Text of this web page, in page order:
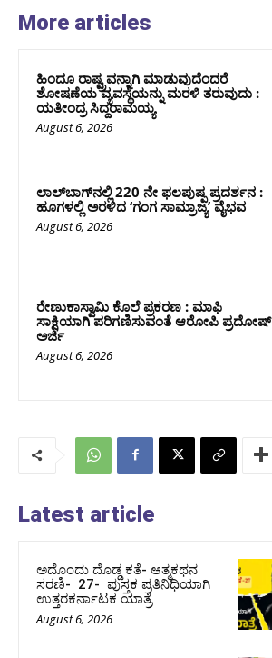
More articles
ಹಿಂದೂ ರಾಷ್ಟ್ರವನ್ನಾಗಿ ಮಾಡುವುದೆಂದರೆ
ಶೋಷಣೆಯ ವ್ಯವಸ್ಥೆಯನ್ನು ಮರಳಿ ತರುವುದು :
ಯತೀಂದ್ರ ಸಿದ್ದರಾಮಯ್ಯ
August 6, 2026
ಲಾಲ್‍ಬಾಗ್‍ನಲ್ಲಿ 220 ನೇ ಫಲಪುಷ್ಪ ಪ್ರದರ್ಶನ :
ಹೂಗಳಲ್ಲಿ ಅರಳಿದ ‘ಗಂಗ ಸಾಮ್ರಾಜ್ಯ’ ವೈಭವ
August 6, 2026
ರೇಣುಕಾಸ್ವಾಮಿ ಕೊಲೆ ಪ್ರಕರಣ : ಮಾಫಿ
ಸಾಕ್ಷಿಯಾಗಿ ಪರಿಗಣಿಸುವಂತೆ ಆರೋಪಿ ಪ್ರದೋಷ್‌
ಅರ್ಜಿ
August 6, 2026
Latest article
ಅದೊಂದು ದೊಡ್ಡ ಕತೆ- ಆತ್ಮಕಥನ
ಸರಣಿ- 27- ಪುಸ್ತಕ ಪ್ರತಿನಿಧಿಯಾಗಿ
ಉತ್ತರಕರ್ನಾಟಕ ಯಾತ್ರೆ
August 6, 2026